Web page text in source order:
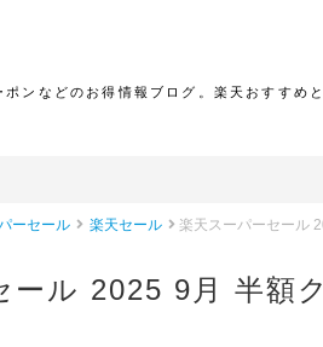
ンなどのお得情報ブログ。楽天おすすめ
ーセール 楽天セール 楽天スーパーセール
ール 2025 9月 半額